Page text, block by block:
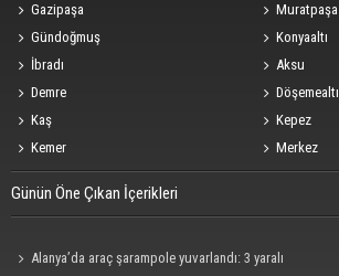
Gazipaşa
Gündoğmuş
İbradı
Demre
Kaş
Kemer
Muratpaşa
Konyaaltı
Aksu
Döşemealtı
Kepez
Merkez
Günün Öne Çıkan İçerikleri
Alanya’da araç şarampole yuvarlandı: 3 yaralı